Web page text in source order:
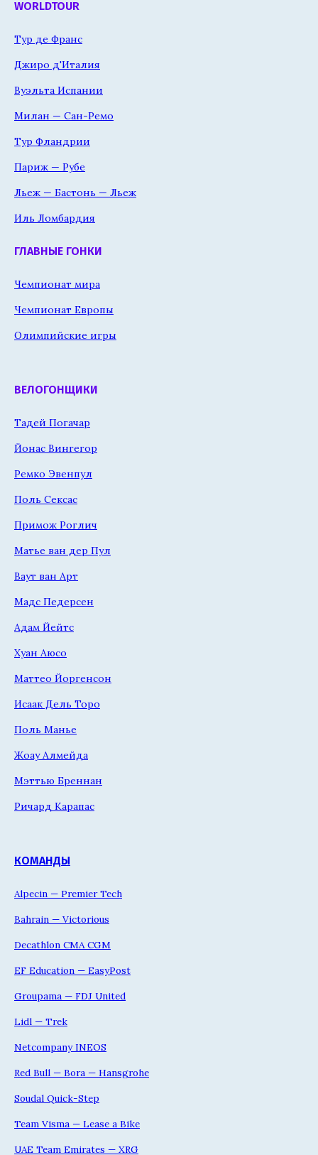
WORLDTOUR
Тур де Франс
Джиро д'Италия
Вуэльта Испании
Милан — Сан-Ремо
Тур Фландрии
Париж — Рубе
Льеж — Бастонь — Льеж
Иль Ломбардия
ГЛАВНЫЕ ГОНКИ
Чемпионат мира
Чемпионат Европы
Олимпийские игры
ВЕЛОГОНЩИКИ
Тадей Погачар
Йонас Вингегор
Ремко Эвенпул
Поль Сексас
Примож Роглич
Матье ван дер Пул
Ваут ван Арт
Мадс Педерсен
Адам Йейтс
Хуан Аюсо
Маттео Йоргенсон
Исаак Дель Торо
Поль Манье
Жоау Алмейда
Мэттью Бреннан
Ричард Карапас
КОМАНДЫ
Alpecin — Premier Tech
Bahrain — Victorious
Decathlon CMA CGM
EF Education — EasyPost
Groupama — FDJ United
Lidl — Trek
Netcompany INEOS
Red Bull — Bora — Hansgrohe
Soudal Quick-Step
Team Visma — Lease a Bike
UAE Team Emirates — XRG